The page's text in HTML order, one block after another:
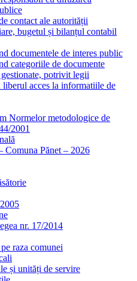
contact ale autorității
bugetul și bilanțul contabil
documentele de interes public
categoriile de documente
gestionate, potrivit legii
acces la informatiile de
Normelor metodologice de
2001
Pănet – 2026
nr. 17/2014
raza comunei
și unități de servire